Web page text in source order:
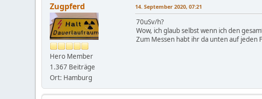
Zugpferd
Hero Member
1.367 Beiträge
Ort: Hamburg
14. September 2020, 07:21
70uSv/h?
Wow, ich glaub selbst wenn ich den
Zum Messen habt ihr da unten auf jeden